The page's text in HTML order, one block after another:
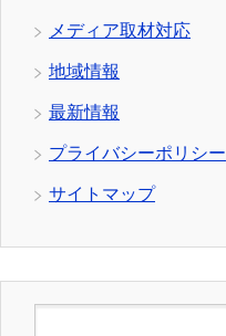
メディア取材対応
地域情報
最新情報
プライバシーポリシー
サイトマップ